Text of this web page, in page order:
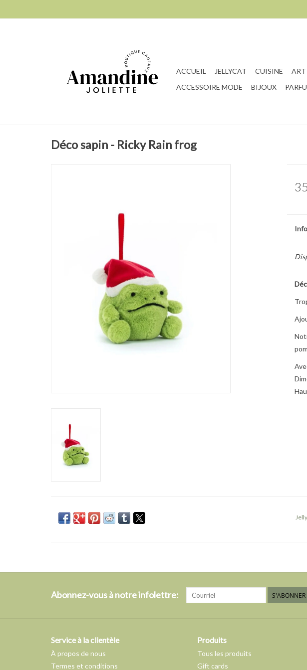
ACCUEIL JELLYCAT CUISINE ART
ACCESSOIRE MODE
BIJOUX
Déco sapin - Ricky Rain frog
Abonnez-vous à notre infolettre: S'ABONNER
Service à la clientèle
À propos de nous
Termes et conditions
Produits
Tous les produits
Gift cards